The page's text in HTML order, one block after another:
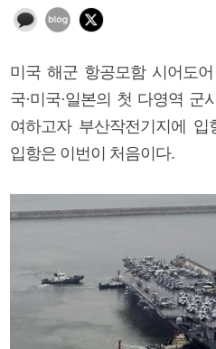
미국 해군 항공모함 시어도
국·미국·일본의 첫 다영역 군
여하고자 부산작전기지에 입
입항은 이번이 처음이다.